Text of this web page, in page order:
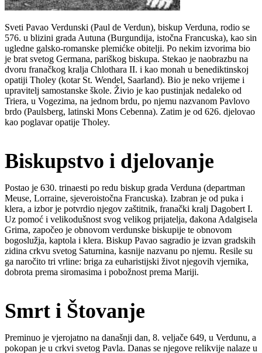
Sveti Pavao Verdunski (Paul de Verdun), biskup Verduna, rodio se
576. u blizini grada Autuna (Burgundija, istočna Francuska), kao sin
ugledne galsko-romanske plemićke obitelji. Po nekim izvorima bio
je brat svetog Germana, pariškog biskupa. Stekao je naobrazbu na
dvoru franačkog kralja Chlothara II. i kao monah u benediktinskoj
opatiji Tholey (kotar St. Wendel, Saarland). Bio je neko vrijeme i
upravitelj samostanske škole. Živio je kao pustinjak nedaleko od
Triera, u Vogezima, na jednom brdu, po njemu nazvanom Pavlovo
brdo (Paulsberg, latinski Mons Cebenna). Zatim je od 626. djelovao
kao poglavar opatije Tholey.
Biskupstvo i djelovanje
Postao je 630. trinaesti po redu biskup grada Verduna (departman
Meuse, Lorraine, sjeveroistočna Francuska). Izabran je od puka i
klera, a izbor je potvrdio njegov zaštitnik, franački kralj Dagobert I.
Uz pomoć i velikodušnost svog velikog prijatelja, đakona Adalgisela
Grima, započeo je obnovom verdunske biskupije te obnovom
bogoslužja, kaptola i klera. Biskup Pavao sagradio je izvan gradskih
zidina crkvu svetog Saturnina, kasnije nazvanu po njemu. Resile su
ga naročito tri vrline: briga za euharistijski život njegovih vjernika,
dobrota prema siromasima i pobožnost prema Mariji.
Smrt i Štovanje
Preminuo je vjerojatno na današnji dan, 8. veljače 649, u Verdunu, a
pokopan je u crkvi svetog Pavla. Danas se njegove relikvije nalaze u